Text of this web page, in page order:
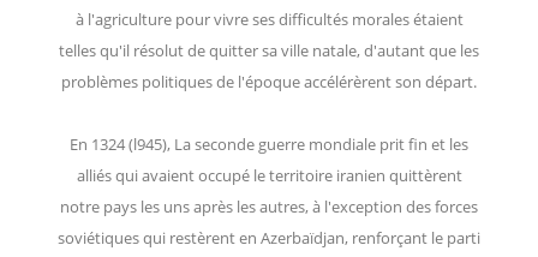
à l'agriculture pour vivre ses difficultés morales étaient
telles qu'il résolut de quitter sa ville natale, d'autant que les
problèmes politiques de l'époque accélérèrent son départ.
En 1324 (l945), La seconde guerre mondiale prit fin et les
alliés qui avaient occupé le territoire iranien quittèrent
notre pays les uns après les autres, à l'exception des forces
soviétiques qui restèrent en Azerbaïdjan, renforçant le parti